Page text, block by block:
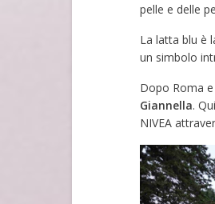
pelle e delle
La latta blu è
un simbolo
Dopo Roma
Giannella.
NIVEA